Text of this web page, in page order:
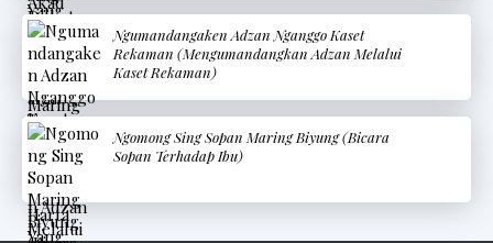
Ngumandangaken Adzan Nganggo Kaset
Rekaman (Mengumandangkan Adzan Melalui
Kaset Rekaman)
Ngomong Sing Sopan Maring Biyung (Bicara
Sopan Terhadap Ibu)